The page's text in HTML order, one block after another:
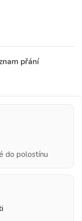
přání
do polostínu